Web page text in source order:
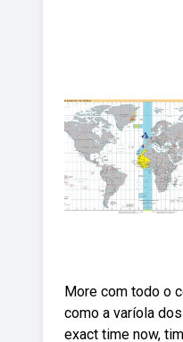
More com todo o
como a varíola
exact time now,